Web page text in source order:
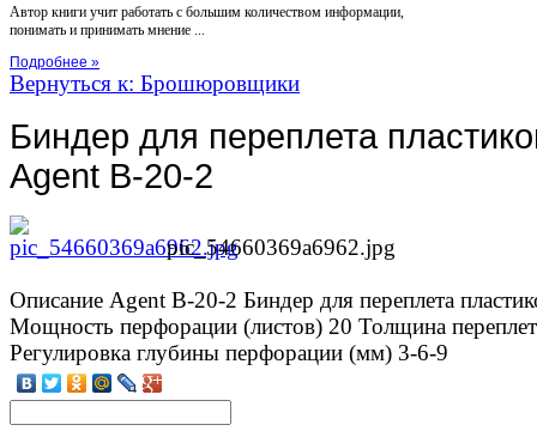
Автор книги учит работать с большим количеством информации,
понимать и принимать мнение ...
Подробнее »
Вернуться к: Брошюровщики
Биндер для переплета
Agent B-20-2
pic_54660369a6962.jpg
Описание Agent B-20-2 Биндер для переплета
Мощность перфорации (листов) 20 Толщина
Регулировка глубины перфорации (мм) 3-6-9